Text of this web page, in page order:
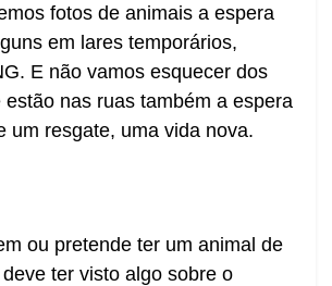
fotos de animais a espera
em lares temporários,
E não vamos esquecer dos
estão nas ruas também a espera
um resgate, uma vida nova.
ou pretende ter um animal de
ter visto algo sobre o